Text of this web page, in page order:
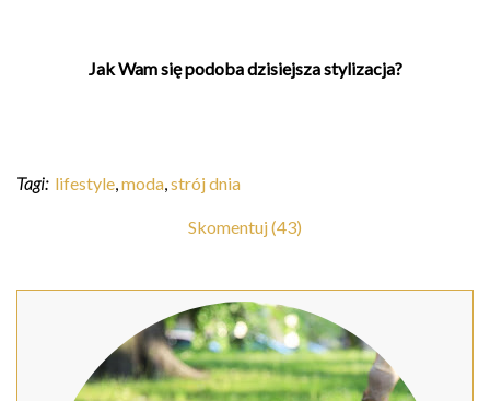
Jak Wam się podoba dzisiejsza stylizacja?
Tagi: lifestyle moda strój dnia
Skomentuj (43)